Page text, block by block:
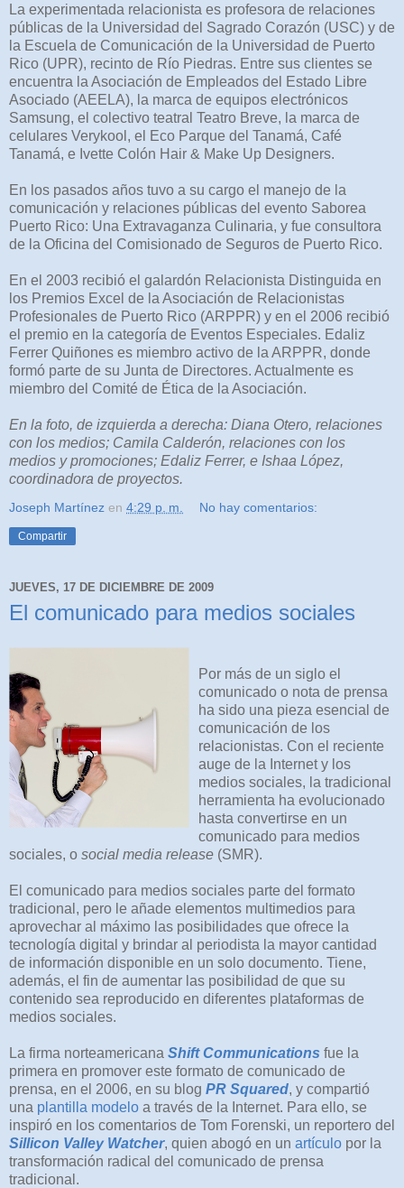
La experimentada relacionista es profesora de relaciones
públicas de la Universidad del Sagrado Corazón (USC) y de
la Escuela de Comunicación de la Universidad de Puerto
Rico (UPR), recinto de Río Piedras. Entre sus clientes se
encuentra la Asociación de Empleados del Estado Libre
Asociado (AEELA), la marca de equipos electrónicos
Samsung, el colectivo teatral Teatro Breve, la marca de
celulares Verykool, el Eco Parque del Tanamá, Café
Tanamá, e Ivette Colón Hair & Make Up Designers.
En los pasados años tuvo a su cargo el manejo de la
comunicación y relaciones públicas del evento Saborea
Puerto Rico: Una Extravaganza Culinaria, y fue consultora
de la Oficina del Comisionado de Seguros de Puerto Rico.
En el 2003 recibió el galardón Relacionista Distinguida en
los Premios Excel de la Asociación de Relacionistas
Profesionales de Puerto Rico (ARPPR) y en el 2006 recibió
el premio en la categoría de Eventos Especiales. Edaliz
Ferrer Quiñones es miembro activo de la ARPPR, donde
formó parte de su Junta de Directores. Actualmente es
miembro del Comité de Ética de la Asociación.
En la foto, de izquierda a derecha: Diana Otero, relaciones
con los medios; Camila Calderón, relaciones con los
medios y promociones; Edaliz Ferrer, e Ishaa López,
coordinadora de proyectos.
Joseph Martínez en 4:29 p. m. No hay comentarios:
Compartir
JUEVES, 17 DE DICIEMBRE DE 2009
El comunicado para medios sociales
Por más de un siglo el
comunicado o nota de prensa
ha sido una pieza esencial de
comunicación de los
relacionistas. Con el reciente
auge de la Internet y los
medios sociales, la tradicional
herramienta ha evolucionado
hasta convertirse en un
comunicado para medios
sociales, o social media release (SMR).
El comunicado para medios sociales parte del formato
tradicional, pero le añade elementos multimedios para
aprovechar al máximo las posibilidades que ofrece la
tecnología digital y brindar al periodista la mayor cantidad
de información disponible en un solo documento. Tiene,
además, el fin de aumentar las posibilidad de que su
contenido sea reproducido en diferentes plataformas de
medios sociales.
La firma norteamericana Shift Communications fue la
primera en promover este formato de comunicado de
prensa, en el 2006, en su blog PR Squared, y compartió
una plantilla modelo a través de la Internet. Para ello, se
inspiró en los comentarios de Tom Forenski, un reportero del
Sillicon Valley Watcher, quien abogó en un artículo por la
transformación radical del comunicado de prensa
tradicional.